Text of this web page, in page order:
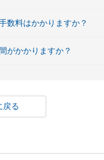
数料はかかりますか？
がかかりますか？
戻る